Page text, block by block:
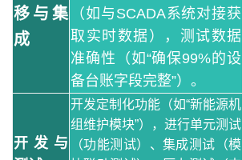
移与集
成
（如与SCADA系统对接获
取实时数据），测试数据
准确性（如“确保99%的设
备台账字段完整”）。
开发与
开发定制化功能（如“新能源机
组维护模块”），进行单元测试
（功能测试）、集成测试（模